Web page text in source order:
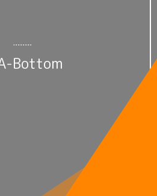
Bottom